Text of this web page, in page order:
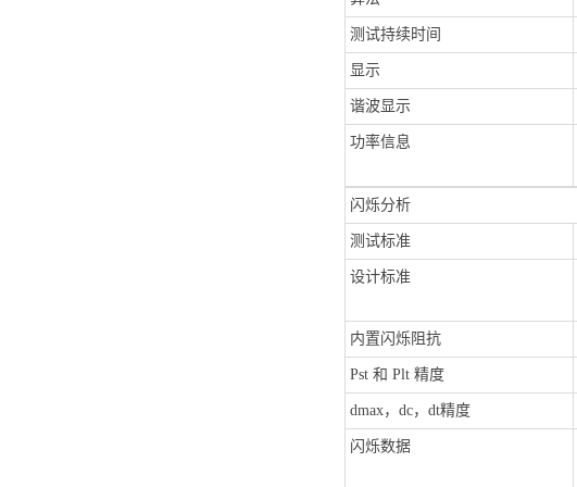
测试持续时间
显示
谐波显示
功率信息
闪烁分析
测试标准
设计标准
内置闪烁阻抗
Pst 和 Plt 精度
dmax，dc，dt精度
闪烁数据